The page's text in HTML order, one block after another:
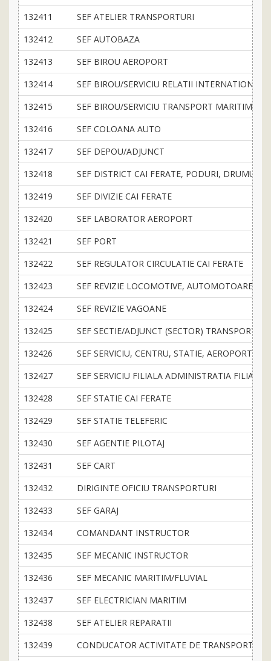
132411
SEF ATELIER TRANSPORTURI
132412
SEF AUTOBAZA
132413
SEF BIROU AEROPORT
132414
SEF BIROU/SERVICIU RELATII INTERNATIONALE
132415
SEF BIROU/SERVICIU TRANSPORT MARITIM SI
132416
SEF COLOANA AUTO
132417
SEF DEPOU/ADJUNCT
132418
SEF DISTRICT CAI FERATE, PODURI, DRUMURI
132419
SEF DIVIZIE CAI FERATE
132420
SEF LABORATOR AEROPORT
132421
SEF PORT
132422
SEF REGULATOR CIRCULATIE CAI FERATE
132423
SEF REVIZIE LOCOMOTIVE, AUTOMOTOARE
132424
SEF REVIZIE VAGOANE
132425
SEF SECTIE/ADJUNCT (SECTOR) TRANSPORTURI
132426
SEF SERVICIU, CENTRU, STATIE, AEROPORT
132427
SEF SERVICIU FILIALA ADMINISTRATIA FILIALA
132428
SEF STATIE CAI FERATE
132429
SEF STATIE TELEFERIC
132430
SEF AGENTIE PILOTAJ
132431
SEF CART
132432
DIRIGINTE OFICIU TRANSPORTURI
132433
SEF GARAJ
132434
COMANDANT INSTRUCTOR
132435
SEF MECANIC INSTRUCTOR
132436
SEF MECANIC MARITIM/FLUVIAL
132437
SEF ELECTRICIAN MARITIM
132438
SEF ATELIER REPARATII
132439
CONDUCATOR ACTIVITATE DE TRANSPORT